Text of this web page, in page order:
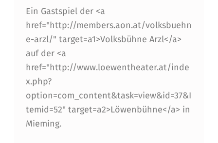
W
E
H
R
"
Z
U
Ein Gastspiel der <a
href="http://members.aon.at/volksbuehn
e-arzl/" target=a1>Volksbühne Arzl</a>
auf der <a
href="http://www.loewentheater.at/inde
x.php?
option=com_content&task=view&id=37&I
temid=52" target=a2>Löwenbühne</a> in
Mieming.